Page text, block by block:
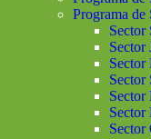
Programa de
Sector
Sector
Sector
Sector
Sector
Sector
Sector